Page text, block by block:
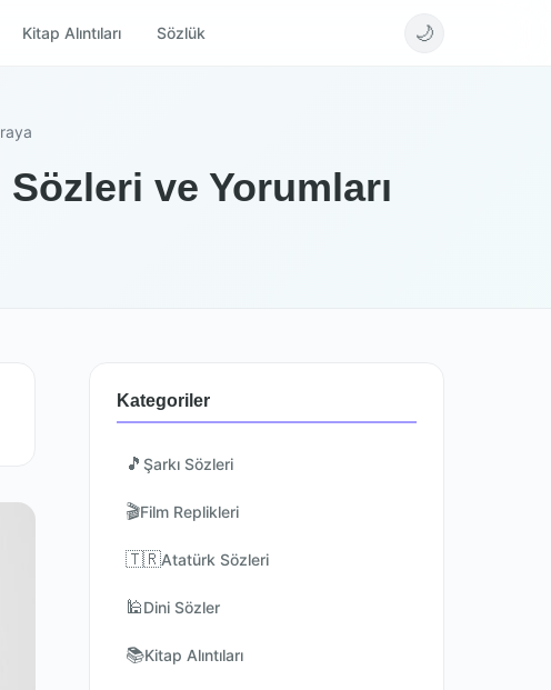
Kitap Alıntıları Sözlük 🌙
ve Yorumları
Kategoriler
🎵 Şarkı Sözleri
🎬Film Replikleri
🇹🇷Atatürk Sözleri
🕌Dini Sözler
📚Kitap Alıntıları